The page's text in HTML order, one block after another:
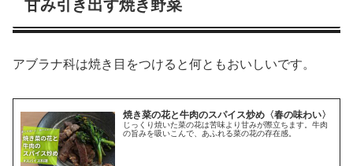
甘み引き出す焼き野菜
アブラナ科は焼き目をつけると何ともおいしいです。
焼き菜の花と牛肉のスパイス炒め〈春の味わい〉
じっくり焼いた菜の花は苦味より甘みが際立ちます。牛肉
の旨みを吸いこんで、あふれる菜の花の存在感。